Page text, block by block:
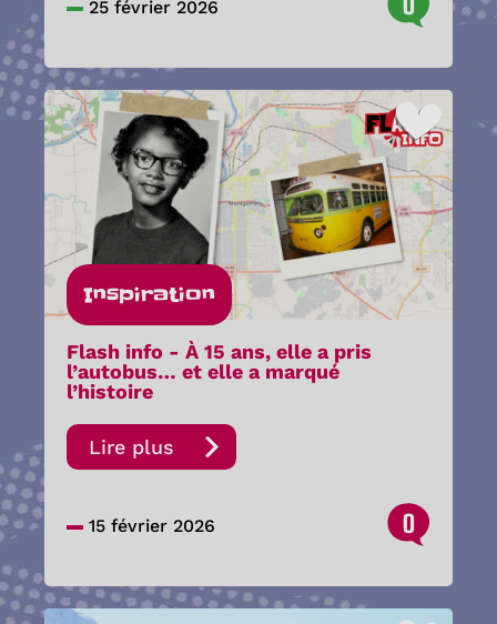
25 février 2026
Inspiration
Flash info - À 15 ans, elle a pris
l’autobus… et elle a marqué
l’histoire
Lire plus
15 février 2026 0